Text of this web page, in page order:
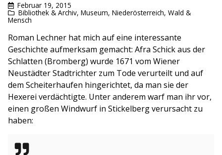
Februar 19, 2015
Bibliothek & Archiv, Museum, Niederösterreich, Wald &
Mensch
Roman Lechner hat mich auf eine interessante
Geschichte aufmerksam gemacht: Afra Schick aus der
Schlatten (Bromberg) wurde 1671 vom Wiener
Neustädter Stadtrichter zum Tode verurteilt und auf
dem Scheiterhaufen hingerichtet, da man sie der
Hexerei verdächtigte. Unter anderem warf man ihr vor,
einen großen Windwurf in Stickelberg verursacht zu
haben: